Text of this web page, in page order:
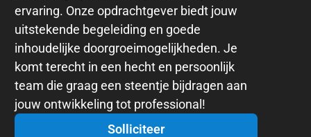
ervaring. Onze opdrachtgever biedt jouw
uitstekende begeleiding en goede
inhoudelijke doorgroeimogelijkheden. Je
komt terecht in een hecht en persoonlijk
team die graag een steentje bijdragen aan
jouw ontwikkeling tot professional!
Solliciteer